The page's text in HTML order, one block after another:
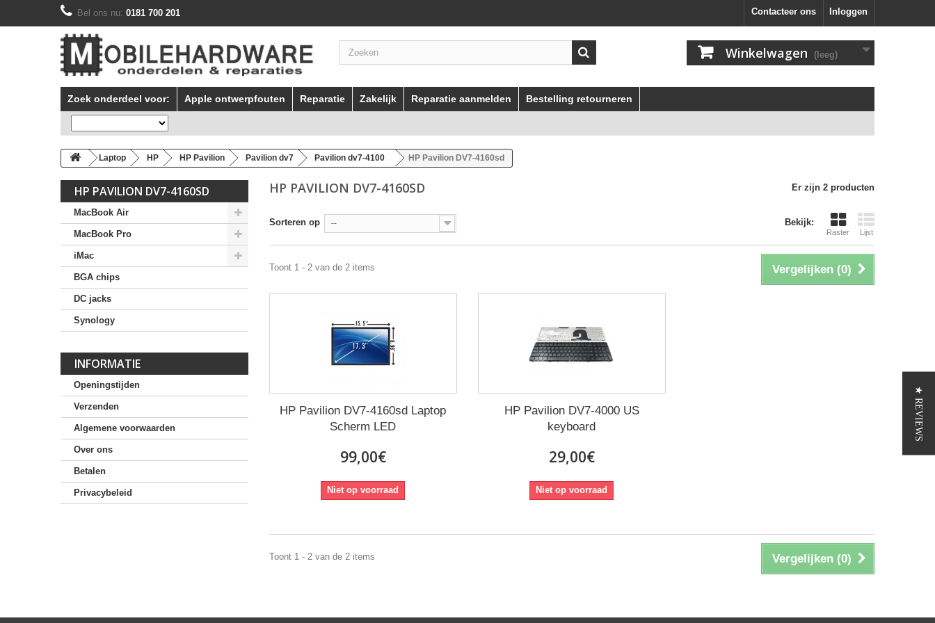
Inloggen
Contacteer ons
Bel ons nu: 0181 700 201
Winkelwagen (leeg)
Zoek onderdeel voor: Apple ontwerpfouten Reparatie Zakelijk Reparatie aanmelden Bestelling retourneren
Laptop HP HP Pavilion Pavilion dv7 Pavilion dv7-4100 HP Pavilion DV7-4160sd
HP PAVILION DV7-4160SD
MacBook Air
MacBook Pro
iMac
BGA chips
DC jacks
Synology
INFORMATIE
Openingstijden
Verzenden
Algemene voorwaarden
Over ons
Betalen
Privacybeleid
HP PAVILION DV7-4160SD Er zijn 2 producten
Bekijk:
Raster Lijst
Sorteren op --
Vergelijken (0)
Toont 1 - 2 van de 2 items
HP Pavilion DV7-4160sd Laptop
Scherm LED
99,00€
Niet op voorraad
HP Pavilion DV7-4000 US
keyboard
29,00€
Niet op voorraad
Vergelijken (0)
Toont 1 - 2 van de 2 items
★ REVIEWS